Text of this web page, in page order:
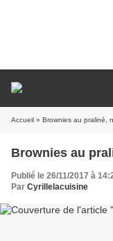
Accueil » Brownies au praliné,
Brownies au
Publié le 26/11/2017 à
Par Cyrillelacuisine